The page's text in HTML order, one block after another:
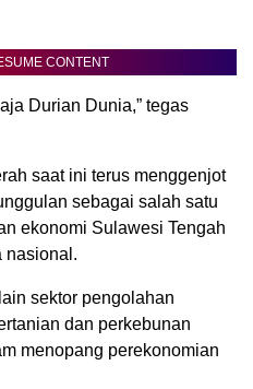
CONTENT
Durian Dunia,” tegas
saat ini terus menggenjot
sebagai salah satu
ekonomi Sulawesi Tengah
nasional.
sektor pengolahan
dan perkebunan
menopang perekonomian